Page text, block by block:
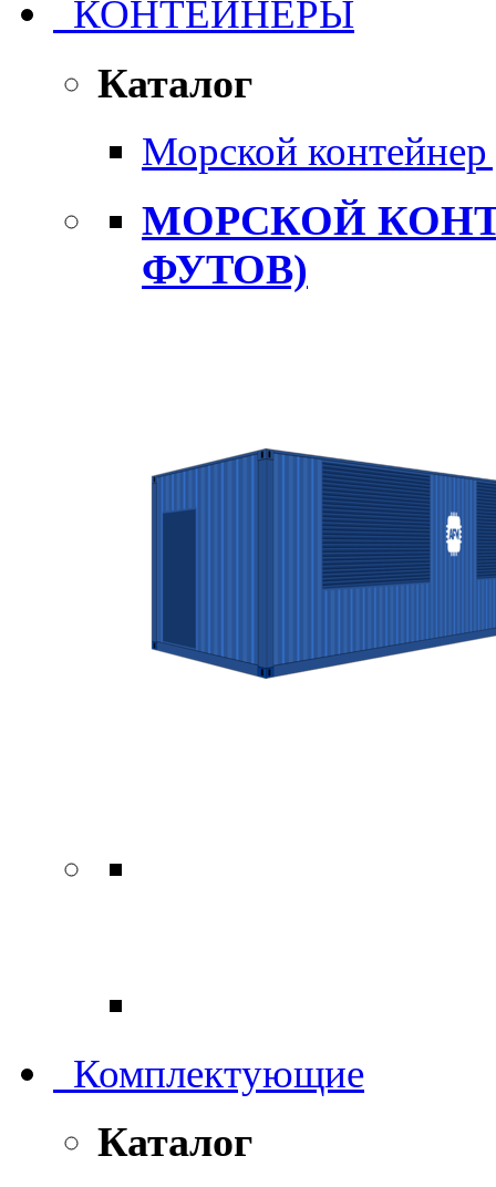
КОНТЕЙНЕРЫ
Каталог
Морской
МОРСКОЙ
ФУТОВ)
Комплектующие
Каталог